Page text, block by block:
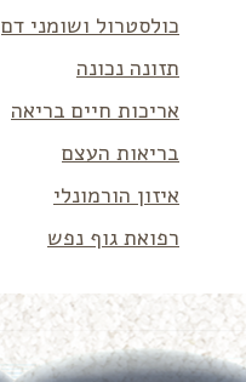
כולסטרול ושומני דם
תזונה נכונה
אריכות חיים בריאה
בריאות העצם
איזון הורמונלי
רפואת גוף נפש